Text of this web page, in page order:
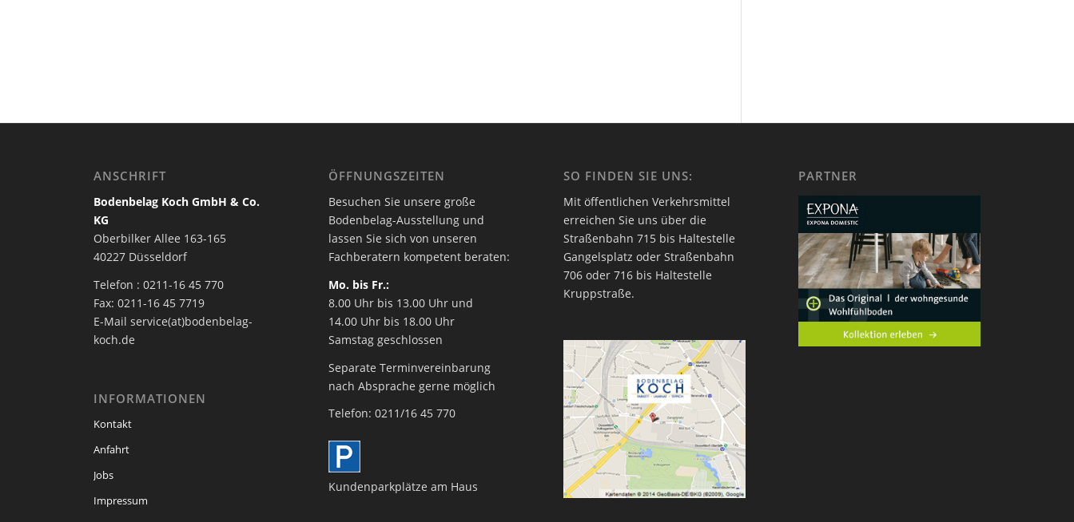
ANSCHRIFT
Bodenbelag Koch GmbH & Co.
KG
Oberbilker Allee 163-165
40227 Düsseldorf
Telefon : 0211-16 45 770
Fax: 0211-16 45 7719
E-Mail service(at)bodenbelag-
koch.de
INFORMATIONEN
Kontakt
Anfahrt
Jobs
Impressum
ÖFFNUNGSZEITEN
Besuchen Sie unsere große
Bodenbelag-Ausstellung und
lassen Sie sich von unseren
Fachberatern kompetent beraten:
Mo. bis Fr.:
8.00 Uhr bis 13.00 Uhr und
14.00 Uhr bis 18.00 Uhr
Samstag geschlossen
Separate Terminvereinbarung
nach Absprache gerne möglich
Telefon: 0211/16 45 770
Kundenparkplätze am Haus
SO FINDEN SIE UNS:
Mit öffentlichen Verkehrsmittel
erreichen Sie uns über die
Straßenbahn 715 bis Haltestelle
Gangelsplatz oder Straßenbahn
706 oder 716 bis Haltestelle
Kruppstraße.
PARTNER